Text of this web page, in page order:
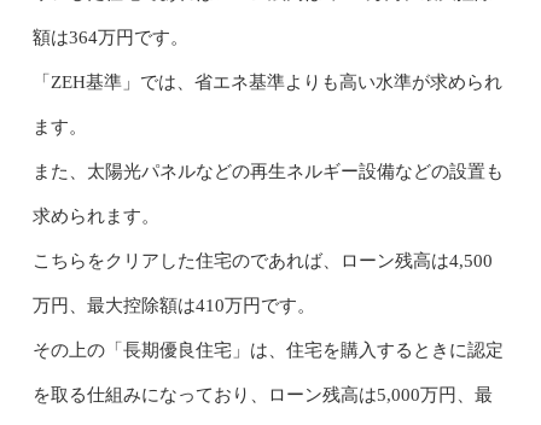
額は364万円です。
「ZEH基準」では、省エネ基準よりも高い水準が求められ
ます。
また、太陽光パネルなどの再生ネルギー設備などの設置も
求められます。
こちらをクリアした住宅のであれば、ローン残高は4,500
万円、最大控除額は410万円です。
その上の「長期優良住宅」は、住宅を購入するときに認定
を取る仕組みになっており、ローン残高は5,000万円、最